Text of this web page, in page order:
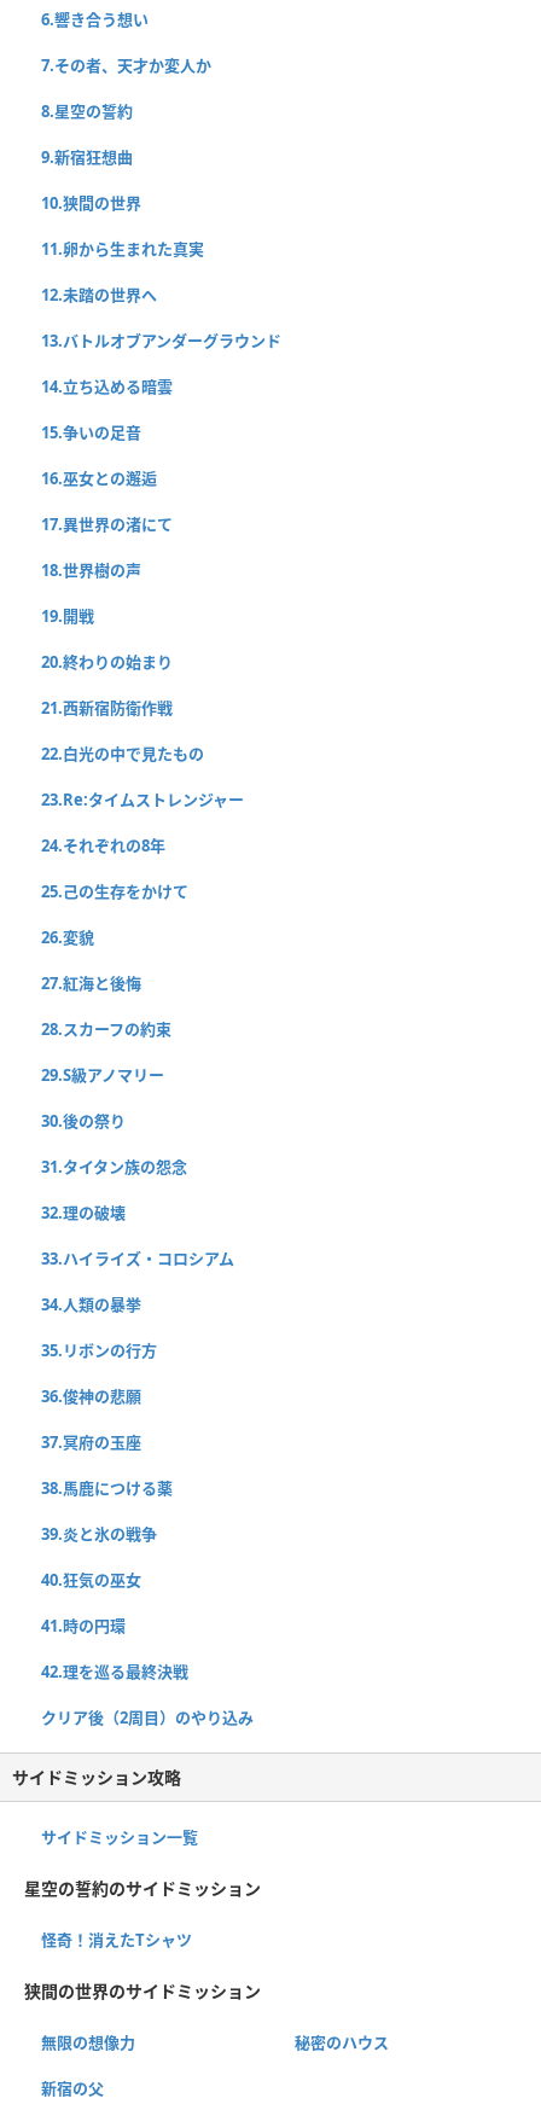
6.響き合う想い
7.その者、天才か変人か
8.星空の誓約
9.新宿狂想曲
10.狭間の世界
11.卵から生まれた真実
12.未踏の世界へ
13.バトルオブアンダーグラウンド
14.立ち込める暗雲
15.争いの足音
16.巫女との邂逅
17.異世界の渚にて
18.世界樹の声
19.開戦
20.終わりの始まり
21.西新宿防衛作戦
22.白光の中で見たもの
23.Re:タイムストレンジャー
24.それぞれの8年
25.己の生存をかけて
26.変貌
27.紅海と後悔
28.スカーフの約束
29.S級アノマリー
30.後の祭り
31.タイタン族の怨念
32.理の破壊
33.ハイライズ・コロシアム
34.人類の暴挙
35.リボンの行方
36.俊神の悲願
37.冥府の玉座
38.馬鹿につける薬
39.炎と氷の戦争
40.狂気の巫女
41.時の円環
42.理を巡る最終決戦
クリア後（2周目）のやり込み
サイドミッション攻略
サイドミッション一覧
星空の誓約のサイドミッション
怪奇！消えたTシャツ
狭間の世界のサイドミッション
無限の想像力 秘密のハウス
新宿の父